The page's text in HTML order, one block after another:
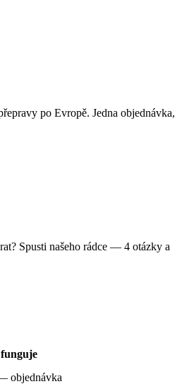
po Evropě. Jedna objednávka,
Spusti našeho rádce — 4 otázky a
objednávka